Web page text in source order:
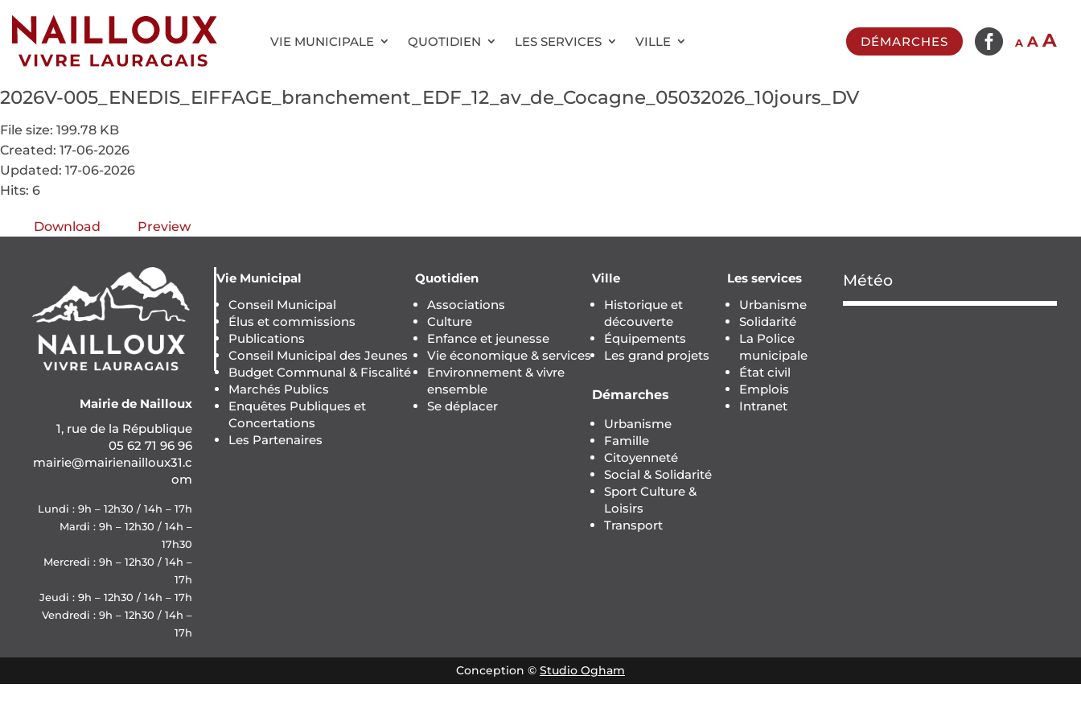
VIE MUNICIPALE QUOTIDIEN LES SERVICES VILLE DÉMARCHES  A Decrease
A Reset
A
2026V-005_ENEDIS_EIFFAGE_branchement_EDF_12_av_de_Cocagne_05032026_10jours_DV
File size: 199.78 KB
Created: 17-06-2026
Updated: 17-06-2026
Hits: 6
Download Preview
Mairie de Nailloux
1, rue de la République
05 62 71 96 96
mairie@mairienailloux31.c
om
Lundi : 9h – 12h30 / 14h – 17h
Mardi : 9h – 12h30 / 14h –
17h30
Mercredi : 9h – 12h30 / 14h –
17h
Jeudi : 9h – 12h30 / 14h – 17h
Vendredi : 9h – 12h30 / 14h –
17h
Vie Municipal
Conseil Municipal
Élus et commissions
Publications
Conseil Municipal des Jeunes
Budget Communal & Fiscalité
Marchés Publics
Enquêtes Publiques et
Concertations
Les Partenaires
Quotidien
Associations
Culture
Enfance et jeunesse
Vie économique & services
Environnement & vivre
ensemble
Se déplacer
Ville
Historique et
découverte
Équipements
Les grand projets
Démarches
Urbanisme
Famille
Citoyenneté
Social & Solidarité
Sport Culture &
Loisirs
Transport
Les services
Urbanisme
Solidarité
La Police
municipale
État civil
Emplois
Intranet
Météo
Conception © Studio Ogham